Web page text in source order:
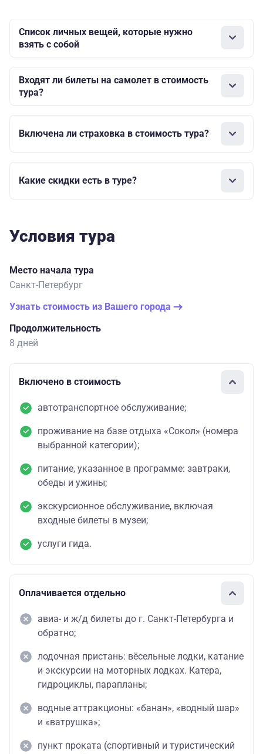
3-местный семейный (бывший полулюкс)
умывальником и душевой кабиной,
телевизор, холодильник, типовая мебель
1-комнатный номер, кровать, холодильник,
90
Список личных вещей, которые нужно
взять с собой
Входят ли билеты на самолет в стоимость
тура?
Включена ли страховка в стоимость тура?
Какие скидки есть в туре?
Условия тура
Место начала тура
Санкт-Петербург
Узнать стоимость из Вашего города
Продолжительность
8 дней
Включено в стоимость
автотранспортное обслуживание;
проживание на базе отдыха «Сокол» (номера
выбранной категории);
питание, указанное в программе: завтраки,
обеды и ужины;
экскурсионное обслуживание, включая
входные билеты в музеи;
услуги гида.
Оплачивается отдельно
авиа- и ж/д билеты до г. Санкт-Петербурга и
обратно;
лодочная пристань: вёсельные лодки, катание
и экскурсии на моторных лодках. Катера,
гидроциклы, парапланы;
водные аттракционы: «банан», «водный шар»
и «ватрушка»;
пункт проката (спортивный и туристический